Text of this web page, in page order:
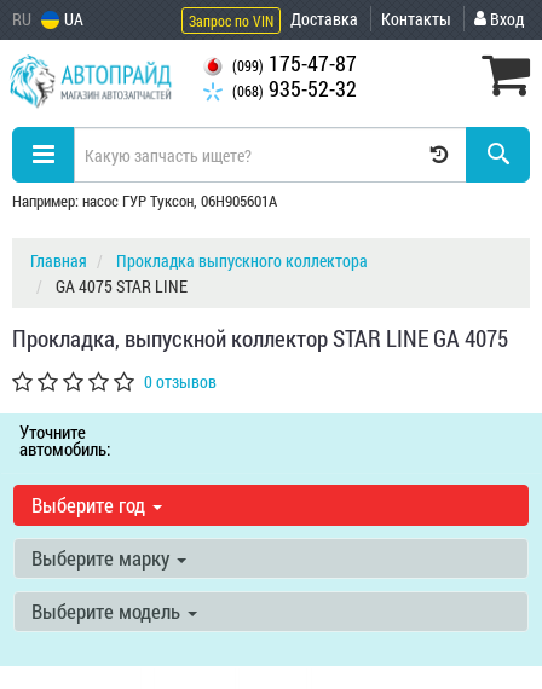
RU UA Запрос по VIN Доставка Контакты Вход
(099) 175-47-87
(068) 935-52-32
Например: насос ГУР Туксон, 06H905601A
Главная
Прокладка выпускного коллектора
GA 4075 STAR LINE
Прокладка, выпускной коллектор STAR LINE GA 4075
0 отзывов
Уточните
автомобиль:
Выберите год
Выберите марку
Выберите модель